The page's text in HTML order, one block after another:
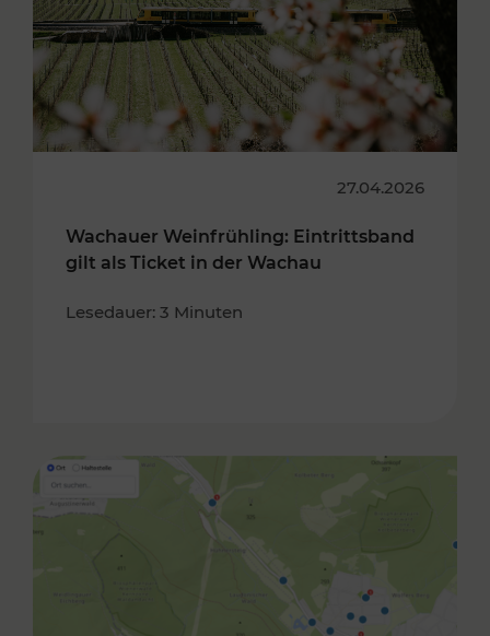
27.04.2026
Wachauer Weinfrühling: Eintrittsband
gilt als Ticket in der Wachau
Lesedauer: 3 Minuten